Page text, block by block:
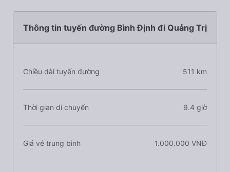
Thông tin tuyến đường Bình Định đi Quảng Trị
Chiều dài tuyến đường 511 km
Thời gian di chuyển 9.4 giờ
Giá vé trung bình 1.000.000 VNĐ